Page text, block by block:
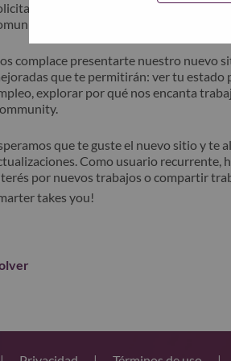
en el asunto de su correo
contigo para obtener asistencia
complace presentarte nuestro nuevo
que te permitirán: ver tu estado
explorar por qué nos encanta
que te guste el nuevo sitio y te
Como usuario recurrente,
por nuevos trabajos o compartir
takes you!